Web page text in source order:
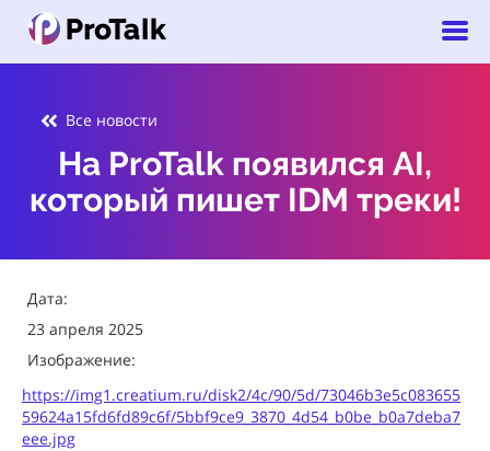
Все новости
На ProTalk появился AI,
который пишет IDM треки!
Дата:
23 апреля 2025
Изображение:
https://img1.creatium.ru/disk2/4c/90/5d/73046b3e5c083655
59624a15fd6fd89c6f/5bbf9ce9_3870_4d54_b0be_b0a7deba7
eee.jpg